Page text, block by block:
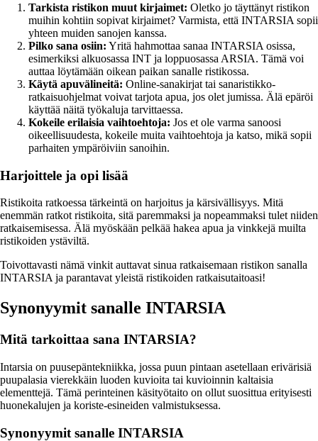
Tarkista ristikon muut kirjaimet: Oletko jo täyttänyt ristikon
muihin kohtiin sopivat kirjaimet? Varmista, että INTARSIA sopii
yhteen muiden sanojen kanssa.
Pilko sana osiin: Yritä hahmottaa sanaa INTARSIA osissa,
esimerkiksi alkuosassa INT ja loppuosassa ARSIA. Tämä voi
auttaa löytämään oikean paikan sanalle ristikossa.
Käytä apuvälineitä: Online-sanakirjat tai sanaristikko-
ratkaisuohjelmat voivat tarjota apua, jos olet jumissa. Älä epäröi
käyttää näitä työkaluja tarvittaessa.
Kokeile erilaisia vaihtoehtoja: Jos et ole varma sanoosi
oikeellisuudesta, kokeile muita vaihtoehtoja ja katso, mikä sopii
parhaiten ympäröiviin sanoihin.
Harjoittele ja opi lisää
Ristikoita ratkoessa tärkeintä on harjoitus ja kärsivällisyys. Mitä
enemmän ratkot ristikoita, sitä paremmaksi ja nopeammaksi tulet niiden
ratkaisemisessa. Älä myöskään pelkää hakea apua ja vinkkejä muilta
ristikoiden ystäviltä.
Toivottavasti nämä vinkit auttavat sinua ratkaisemaan ristikon sanalla
INTARSIA ja parantavat yleistä ristikoiden ratkaisutaitoasi!
Synonyymit sanalle INTARSIA
Mitä tarkoittaa sana INTARSIA?
Intarsia on puusepäntekniikka, jossa puun pintaan asetellaan erivärisiä
puupalasia vierekkäin luoden kuvioita tai kuvioinnin kaltaisia
elementtejä. Tämä perinteinen käsityötaito on ollut suosittua erityisesti
huonekalujen ja koriste-esineiden valmistuksessa.
Synonyymit sanalle INTARSIA